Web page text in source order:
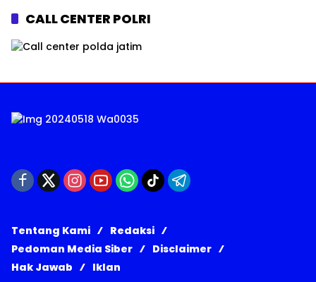
CALL CENTER POLRI
Tentang Kami
Redaksi
Pedoman Media Siber
Disclaimer
Hak Jawab
Iklan